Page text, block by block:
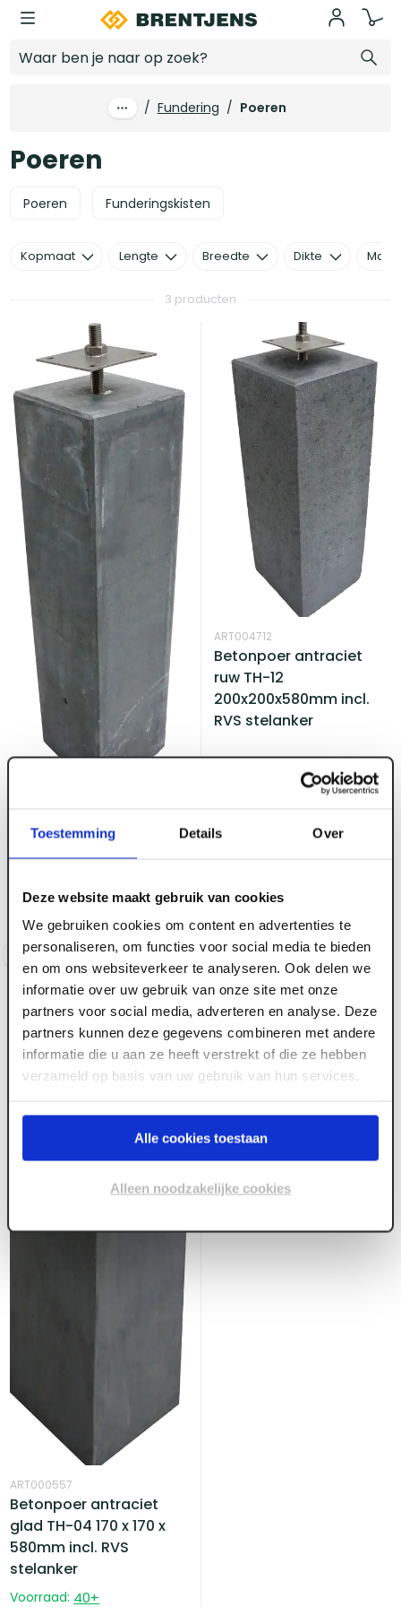
Toestemming Details Over
Deze website maakt gebruik van cookies
We gebruiken cookies om content en advertenties te
personaliseren, om functies voor social media te bieden
en om ons websiteverkeer te analyseren. Ook delen we
informatie over uw gebruik van onze site met onze
partners voor social media, adverteren en analyse. Deze
partners kunnen deze gegevens combineren met andere
informatie die u aan ze heeft verstrekt of die ze hebben
verzameld op basis van uw gebruik van hun services.
Alle cookies toestaan
Alleen noodzakelijke cookies
Ga naar hoofdinhoud
/ Fundering / Poeren
Poeren
Poeren Funderingskisten
3 producten
Betonpoer antraciet
glad TH-02 150 x 150 x
stelanker
Voorraad: 50+
Log in voor prijzen
ART004712
Betonpoer antraciet
ruw TH-12
200x200x580mm incl.
RVS stelanker
Voorraad:
Log in voor prijzen
ART000557
Betonpoer antraciet
glad TH-04 170 x 170 x
580mm incl. RVS
stelanker
Voorraad: 40+
Kopmaat Lengte Breedte Dikte